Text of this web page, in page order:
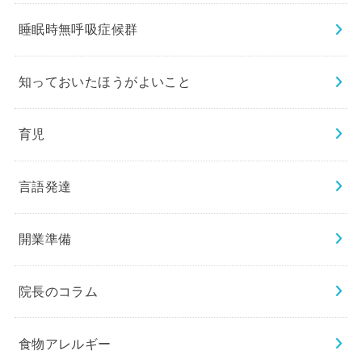
睡眠時無呼吸症候群
知っておいたほうがよいこと
育児
言語発達
開業準備
院長のコラム
食物アレルギー